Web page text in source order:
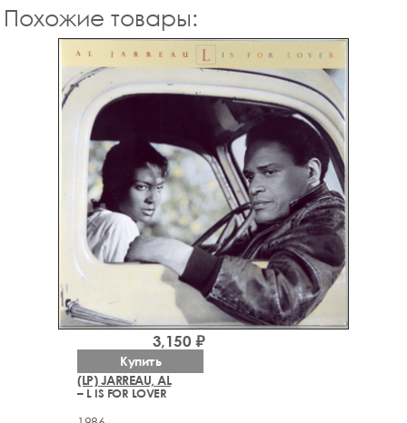
Похожие товары:
(LP) JARREAU, AL
– L IS FOR LOVER
3,150 ₽
Купить